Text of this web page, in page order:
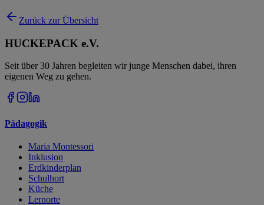
Zurück zur Übersicht
HUCKEPACK e.V.
Seit über 30 Jahren begleiten wir junge Menschen dabei, ihren
eigenen Weg zu gehen.
Pädagogik
Maria Montessori
Inklusion
Erdkinderplan
Schulhort
Küche
Lernorte